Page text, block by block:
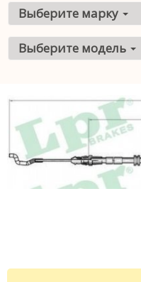
Выберите марку
Выберите модель